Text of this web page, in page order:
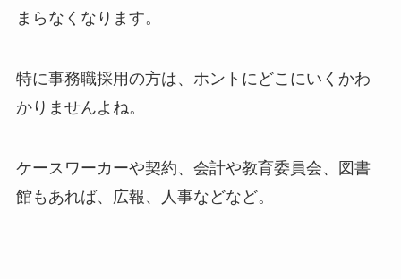
まらなくなります。
特に事務職採用の方は、ホントにどこにいくかわ
かりませんよね。
ケースワーカーや契約、会計や教育委員会、図書
館もあれば、広報、人事などなど。